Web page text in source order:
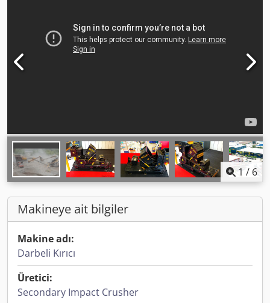
1 / 6
Makineye ait bilgiler
Makine adı:
Darbeli Kırıcı
Üretici:
Secondary Impact Crusher